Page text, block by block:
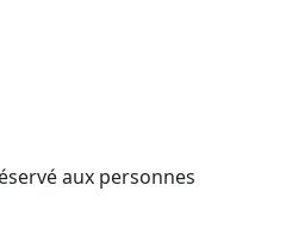
aux personnes